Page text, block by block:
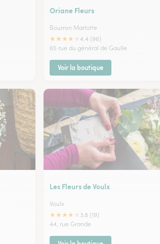
Oriane Fleurs
Bourron Marlotte
★★★★
4.4 (96)
65 rue du général de Gaulle
Voir la boutique
Les Fleurs de Voulx
Voulx
★★★★
3.8 (19)
44, rue Grande